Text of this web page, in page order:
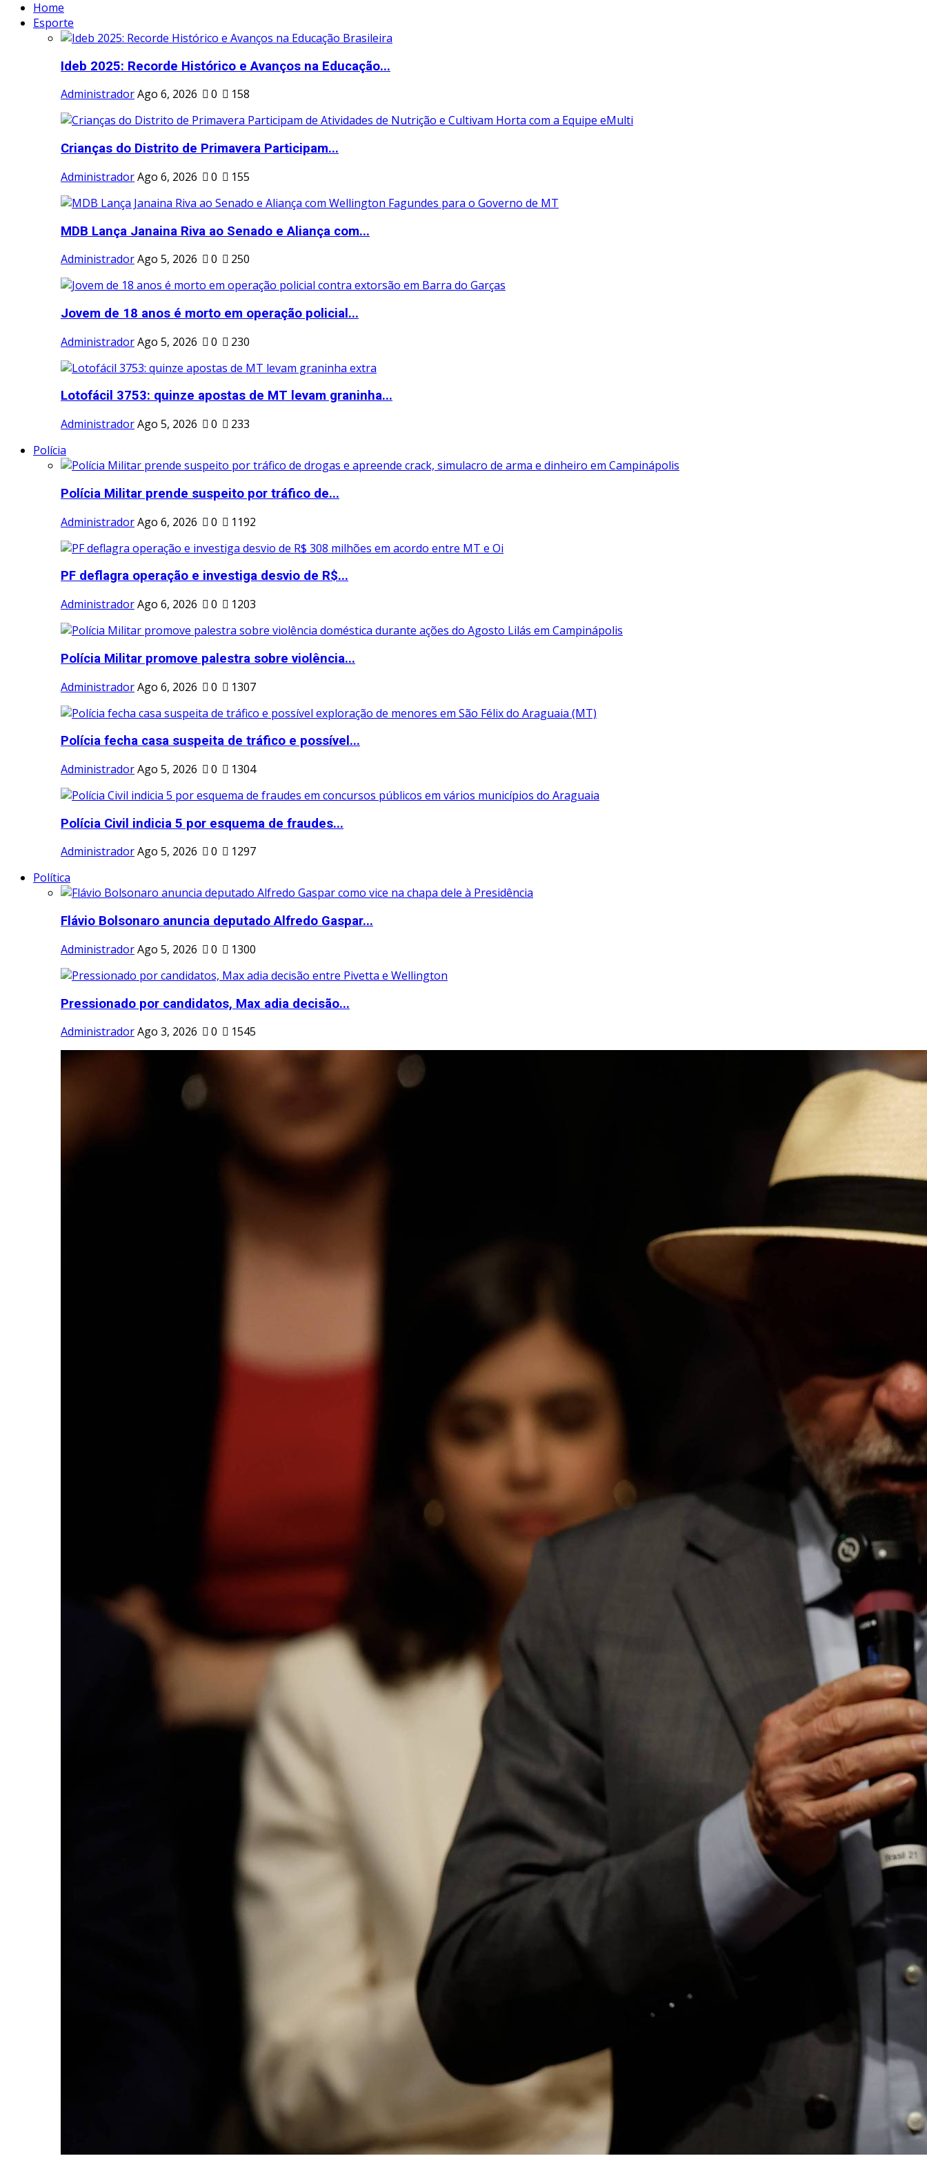
Home
Esporte
Ideb 2025: Recorde Histórico e Avanços na Educação...
AdministradorAgo 6, 2026 0 158
Crianças do Distrito de Primavera Participam...
AdministradorAgo 6, 2026 0 155
MDB Lança Janaina Riva ao Senado e Aliança com...
AdministradorAgo 5, 2026 0 250
Jovem de 18 anos é morto em operação policial...
AdministradorAgo 5, 2026 0 230
Lotofácil 3753: quinze apostas de MT levam graninha...
AdministradorAgo 5, 2026 0
233
Polícia
Polícia Militar prende suspeito por tráfico de...
AdministradorAgo 6, 2026 0 1192
PF deflagra operação e investiga desvio de R$...
AdministradorAgo 6, 2026 0 1203
Polícia Militar promove palestra sobre violência...
AdministradorAgo 6, 2026 0 1307
Polícia fecha casa suspeita de tráfico e possível...
AdministradorAgo 5, 2026 0 1304
Polícia Civil indicia 5 por esquema de fraudes...
AdministradorAgo 5, 2026 0
1297
Política
Flávio Bolsonaro anuncia deputado Alfredo Gaspar...
AdministradorAgo 5, 2026 0 1300
Pressionado por candidatos, Max adia decisão...
AdministradorAgo 3, 2026 0 1545